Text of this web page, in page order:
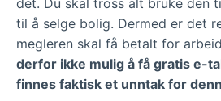
til å selge bolig. Dermed er det
megleren skal få betalt for
derfor ikke mulig å få gratis e-
finnes faktisk et unntak for